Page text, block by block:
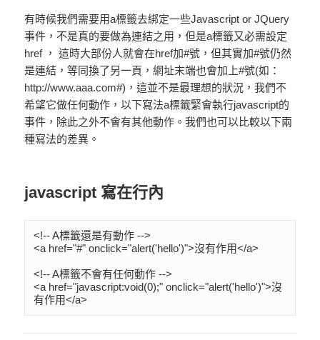
有時候我們需要用a標籤去綁定一些Javascript or JQuery
事件，不是真的要做為連結之用，但是a標籤又必需設定
href ， 這時大部份人就會在href加#號，但其實加#號仍然
是連結，等同換了另一頁，網址末端也會加上#號(如：
http://www.aaa.com#)，這並不是最理想的狀況，我們不
希望它做任何動作，以下寫法a標籤緊會執行javascript的
事件，除此之外不會有其他動作。我們也可以比較以下兩
種寫法的差異。
javascript 寫在行內
<!-- A標籤還是有動作 -->
<a href="#" onclick="alert('hello')">沒有作用</a>
<!-- A標籤不會有任何動作 -->
<a href="javascript:void(0);" onclick="alert('hello')">沒